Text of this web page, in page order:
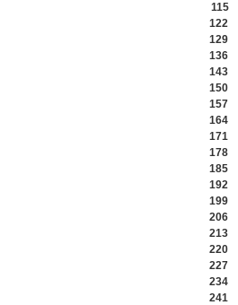
115
122
129
136
143
150
157
164
171
178
185
192
199
206
213
220
227
234
241